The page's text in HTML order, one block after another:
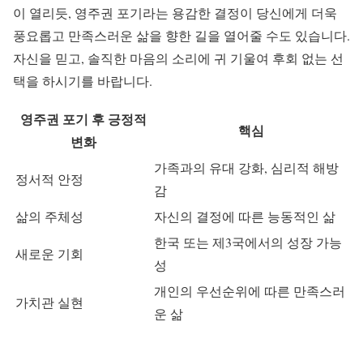
이 열리듯, 영주권 포기라는 용감한 결정이 당신에게 더욱
풍요롭고 만족스러운 삶을 향한 길을 열어줄 수도 있습니다.
자신을 믿고, 솔직한 마음의 소리에 귀 기울여 후회 없는 선
택을 하시기를 바랍니다.
영주권 포기 후 긍정적
변화
핵심
정서적 안정
가족과의 유대 강화, 심리적 해방
감
삶의 주체성
자신의 결정에 따른 능동적인 삶
새로운 기회
한국 또는 제3국에서의 성장 가능
성
가치관 실현
개인의 우선순위에 따른 만족스러
운 삶